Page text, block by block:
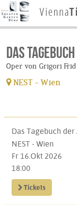
Das
Oper von Grigori Frid
NEST - Wien
Das Tagebuch der
NEST - Wien
Fr 16.Okt 2026
18:00
Tickets